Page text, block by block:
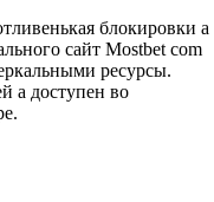
блокировки а
сайт Mostbet com
ресурсы.
а доступен во